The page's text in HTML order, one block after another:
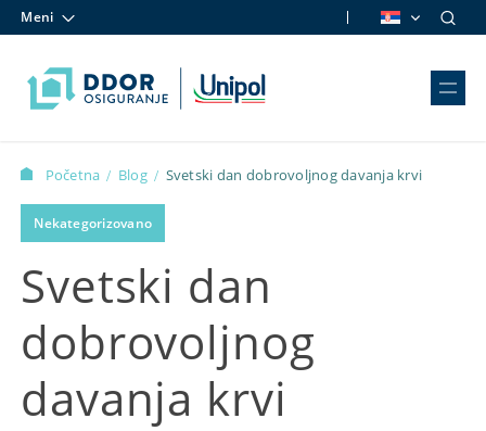
Meni
Početna / Blog / Svetski dan dobrovoljnog davanja krvi
Nekategorizovano
Svetski dan
dobrovoljnog
davanja krvi